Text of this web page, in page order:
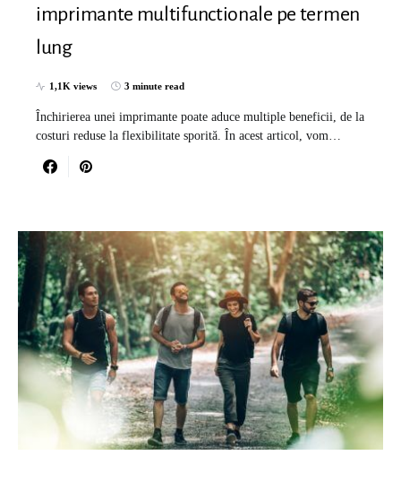
imprimante multifunctionale pe termen
lung
1,1K views 3 minute read
Închirierea unei imprimante poate aduce multiple beneficii, de la
costuri reduse la flexibilitate sporită. În acest articol, vom…